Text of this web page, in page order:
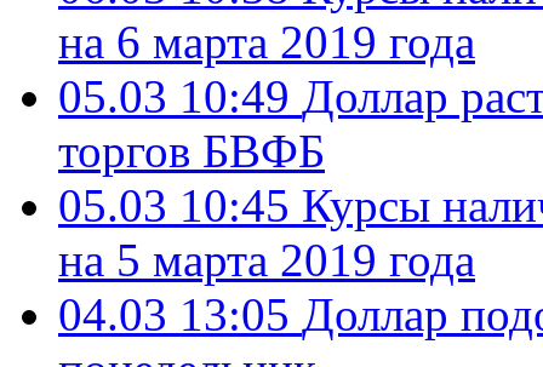
на 6 марта 2019 года
05.03 10:49 Доллар
торгов БВФБ
05.03 10:45 Курсы
на 5 марта 2019 года
04.03 13:05 Доллар